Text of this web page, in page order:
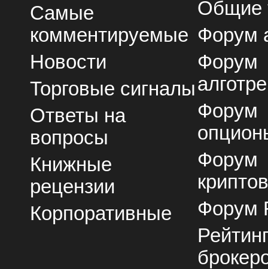
Самые
комментируемые
Новости
Торговые сигналы
Ответы на
вопросы
Книжные
рецензии
Корпоративные
Общие
Форум
Форум
Форум
Форум
Форум